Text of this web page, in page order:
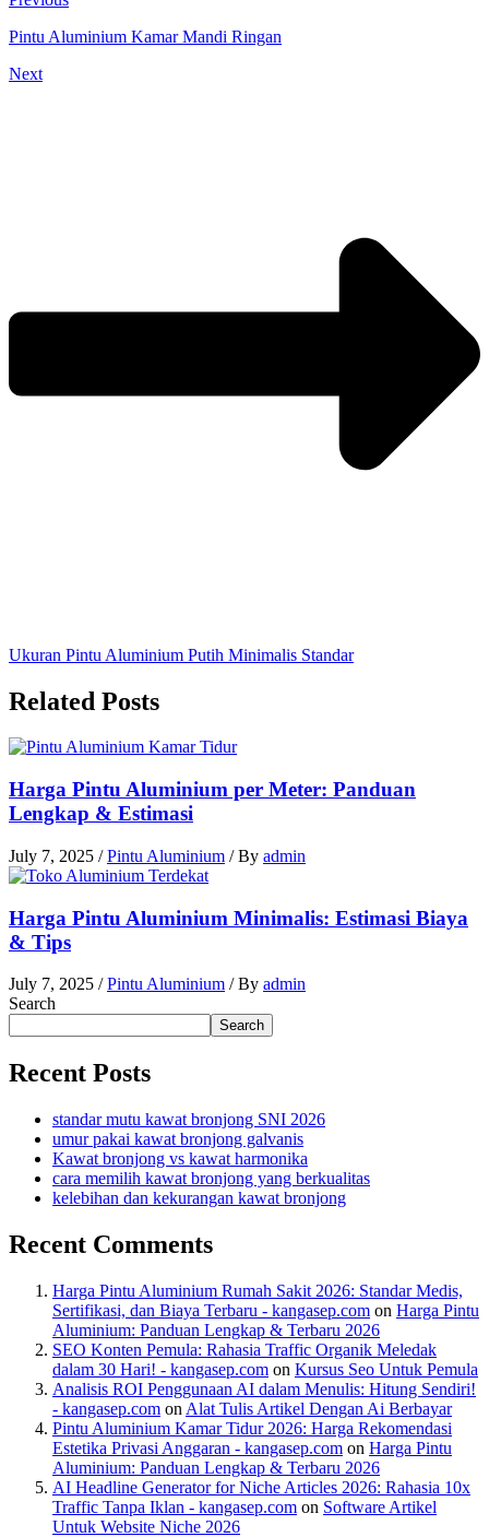
Pintu Aluminium Kamar Mandi Ringan
Next
Ukuran Pintu Aluminium Putih Minimalis Standar
Related Posts
Harga Pintu Aluminium per Meter: Panduan
Lengkap & Estimasi
July 7, 2025 /Pintu Aluminium / By admin
Harga Pintu Aluminium Minimalis: Estimasi Biaya
& Tips
July 7, 2025 /Pintu Aluminium / By admin
Search
Search
Recent Posts
standar mutu kawat bronjong SNI 2026
umur pakai kawat bronjong galvanis
Kawat bronjong vs kawat harmonika
cara memilih kawat bronjong yang berkualitas
kelebihan dan kekurangan kawat bronjong
Recent Comments
Harga Pintu Aluminium Rumah Sakit 2026: Standar Medis,
Sertifikasi, dan Biaya Terbaru - kangasep.com on Harga Pintu
Aluminium: Panduan Lengkap & Terbaru 2026
SEO Konten Pemula: Rahasia Traffic Organik Meledak
dalam 30 Hari! - kangasep.com on Kursus Seo Untuk Pemula
Analisis ROI Penggunaan AI dalam Menulis: Hitung Sendiri!
- kangasep.com on Alat Tulis Artikel Dengan Ai Berbayar
Pintu Aluminium Kamar Tidur 2026: Harga Rekomendasi
Estetika Privasi Anggaran - kangasep.com on Harga Pintu
Aluminium: Panduan Lengkap & Terbaru 2026
AI Headline Generator for Niche Articles 2026: Rahasia 10x
Traffic Tanpa Iklan - kangasep.com on Software Artikel
Untuk Website Niche 2026